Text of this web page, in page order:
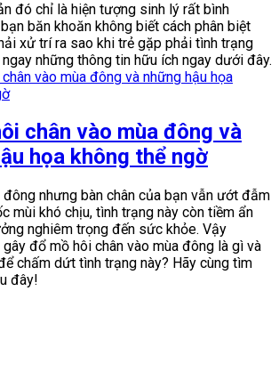
đó chỉ là hiện tượng sinh lý rất bình
băn khoăn không biết cách phân biệt
xử trí ra sao khi trẻ gặp phải tình trạng
những thông tin hữu ích ngay dưới đây.
chân vào mùa đông và
họa không thể ngờ
nhưng bàn chân của bạn vẫn ướt đẫm
mùi khó chịu, tình trạng này còn tiềm ẩn
nghiêm trọng đến sức khỏe. Vậy
gây đổ mồ hôi chân vào mùa đông là gì và
chấm dứt tình trạng này? Hãy cùng tìm
đây!